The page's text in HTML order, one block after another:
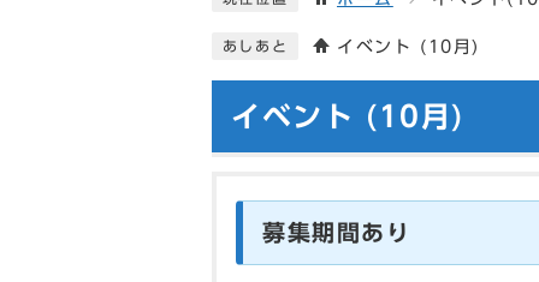
あしあと イベント (10月)
イベント (10月)
募集期間あり